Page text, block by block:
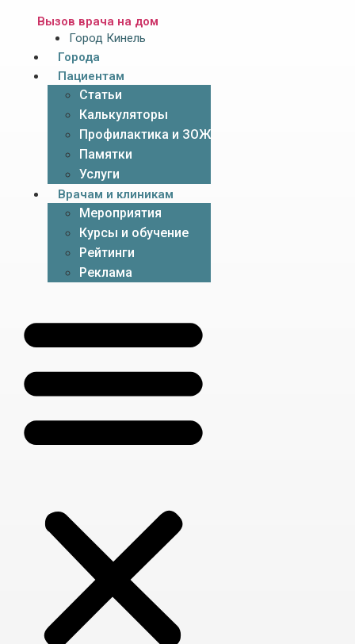
Вызов врача на дом
Город Кинель
Города
Пациентам
Статьи
Калькуляторы
Профилактика и ЗОЖ
Памятки
Услуги
Врачам и клиникам
Мероприятия
Курсы и обучение
Рейтинги
Реклама